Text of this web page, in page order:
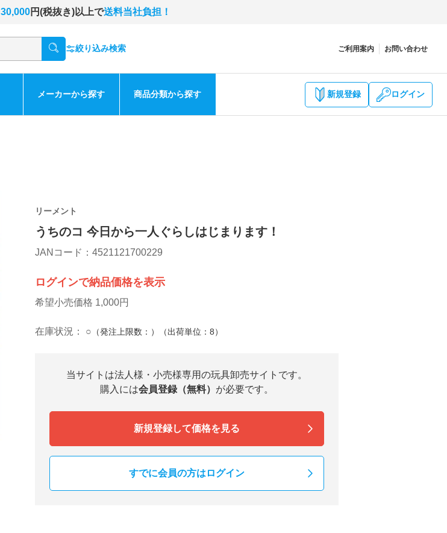
30,000円(税抜き)以上で送料当社負担！
絞り込み検索 ご利用案内 お問い合わせ
メーカーから探す 商品分類から探す 新規登録 ログイン
リーメント
うちのコ 今日から一人ぐらしはじまります！
JANコード：4521121700229
ログインで納品価格を表示
希望小売価格 1,000円
在庫状況： ○ （発注上限数：）（出荷単位：8）
当サイトは法人様・小売様専用の玩具卸売サイトです。
購入には会員登録（無料） が必要です。
新規登録して価格を見る
すでに会員の方はログイン